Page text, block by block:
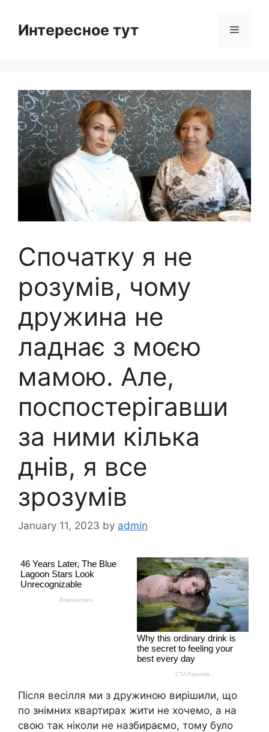
contentИнтересное тут Menu
Спочатку я не
розумів, чому
дружина не
ладнає з моєю
мамою. Але,
поспостерігавши
за ними кілька
днів, я все
зрозумів
January 11, 2023 by admin
Після весілля ми з дружиною вирішили, що
по знімних квартирах жити не хочемо, а на
свою так ніколи не назбираємо, тому було